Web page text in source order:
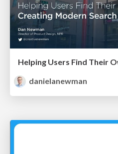
danielanewman